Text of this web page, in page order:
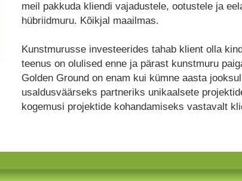
meil pakkuda kliendi vajadustele, ootustele ja
hübriidmuru. Kõikjal maailmas.
Kunstmurusse investeerides tahab klient olla
teenus on olulised enne ja pärast kunstmuru
Golden Ground on enam kui kümne aasta
usaldusväärseks partneriks unikaalsete
kogemusi projektide kohandamiseks vastavalt